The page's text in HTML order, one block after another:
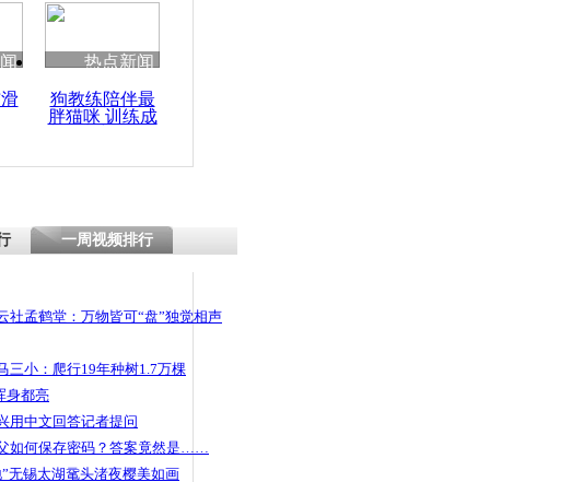
清明祭英烈 哀思悼忠
重庆不雅视频案二审
热点新闻
狗教练陪伴最
胖猫咪 训练成
一周视频排行
社孟鹤堂：万物皆可“盘”独觉相声
三小：爬行19年种树1.7万棵
身都亮
用中文回答记者提问
如何保存密码？答案竟然是……
无锡太湖鼋头渚夜樱美如画